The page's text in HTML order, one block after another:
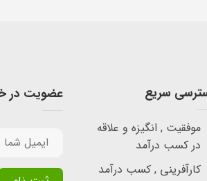
سریع
موفقیت , انگیزه و علاقه
در کسب درآمد
کارآفرینی , کسب درآمد
عضویت در